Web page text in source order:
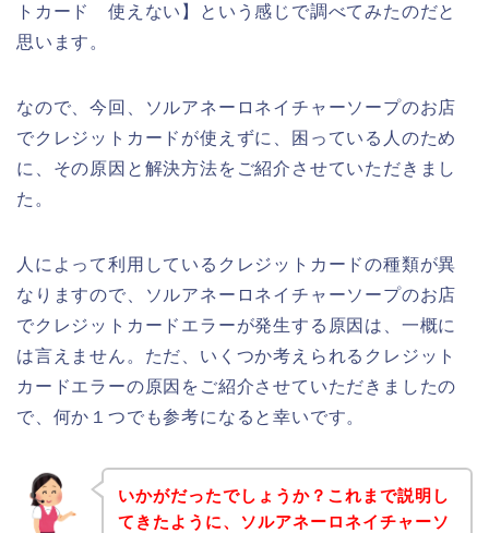
トカード 使えない】という感じで調べてみたのだと
思います。
なので、今回、ソルアネーロネイチャーソープのお店
でクレジットカードが使えずに、困っている人のため
に、その原因と解決方法をご紹介させていただきまし
た。
人によって利用しているクレジットカードの種類が異
なりますので、ソルアネーロネイチャーソープのお店
でクレジットカードエラーが発生する原因は、一概に
は言えません。ただ、いくつか考えられるクレジット
カードエラーの原因をご紹介させていただきましたの
で、何か１つでも参考になると幸いです。
いかがだったでしょうか？これまで説明し
てきたように、ソルアネーロネイチャーソ